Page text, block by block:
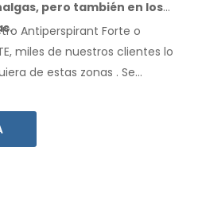
pero también en los
Antiperspirant Forte o
miles de nuestros clientes lo
de estas zonas . Se